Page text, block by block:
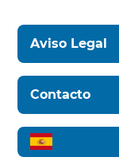
Aviso Legal
Contacto